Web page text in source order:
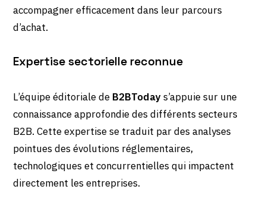
accompagner efficacement dans leur parcours
d’achat.
Expertise sectorielle reconnue
L’équipe éditoriale de B2BTodays’appuie sur une
connaissance approfondie des différents secteurs
B2B. Cette expertise se traduit par des analyses
pointues des évolutions réglementaires,
technologiques et concurrentielles qui impactent
directement les entreprises.